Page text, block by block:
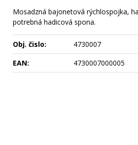
Mosadzná bajonetová rýchlospojka,
potrebná hadicová spona.
Obj. čislo:
4730007
EAN:
4730007000005